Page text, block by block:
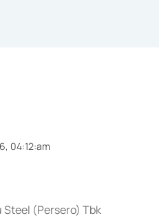
04:12:am
Steel (Persero) Tbk